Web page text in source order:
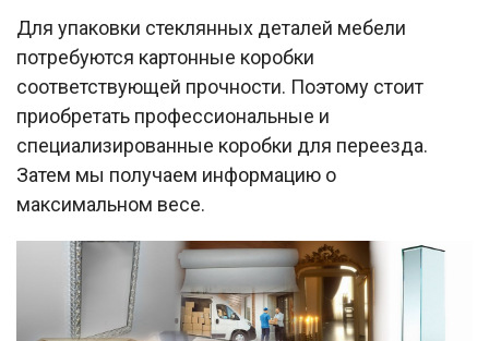
Для упаковки стеклянных деталей мебели
потребуются картонные коробки
соответствующей прочности. Поэтому стоит
приобретать профессиональные и
специализированные коробки для переезда.
Затем мы получаем информацию о
максимальном весе.